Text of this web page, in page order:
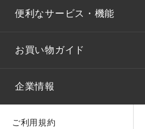
便利なサービス・機能
お買い物ガイド
企業情報
ご利用規約